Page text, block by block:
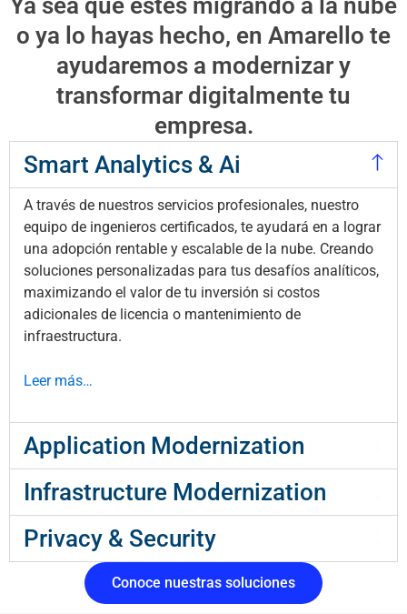
o ya lo hayas hecho, en Amarello te
ayudaremos a modernizar y
transformar digitalmente tu
empresa.
Smart Analytics & Ai
A través de nuestros servicios profesionales, nuestro
equipo de ingenieros certificados, te ayudará en a lograr
una adopción rentable y escalable de la nube. Creando
soluciones personalizadas para tus desafíos analíticos,
maximizando el valor de tu inversión si costos
adicionales de licencia o mantenimiento de
infraestructura.
Leer más…
Application Modernization
Infrastructure Modernization
Privacy & Security
Conoce nuestras soluciones